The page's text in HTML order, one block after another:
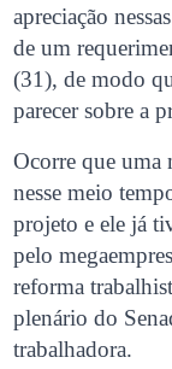
apreciação
de um
(31), de modo
parecer sobre a
Ocorre que uma
nesse meio
projeto e ele já
pelo
reforma
plenário do
trabalhadora.